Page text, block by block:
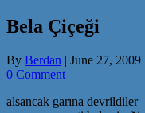
Bela Çiçeği
By Berdan | June 27, 2009
0 Comment
alsancak garına devrildiler